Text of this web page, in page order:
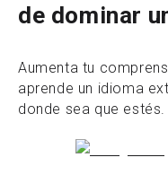
de dominar
Aumenta tu
aprende un idioma
donde sea que estés.